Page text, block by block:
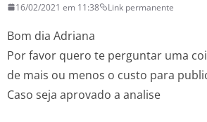
16/02/2021 em 11:38 Link permanente
Bom dia Adriana
Por favor quero te perguntar uma
de mais ou menos o custo para
Caso seja aprovado a analise